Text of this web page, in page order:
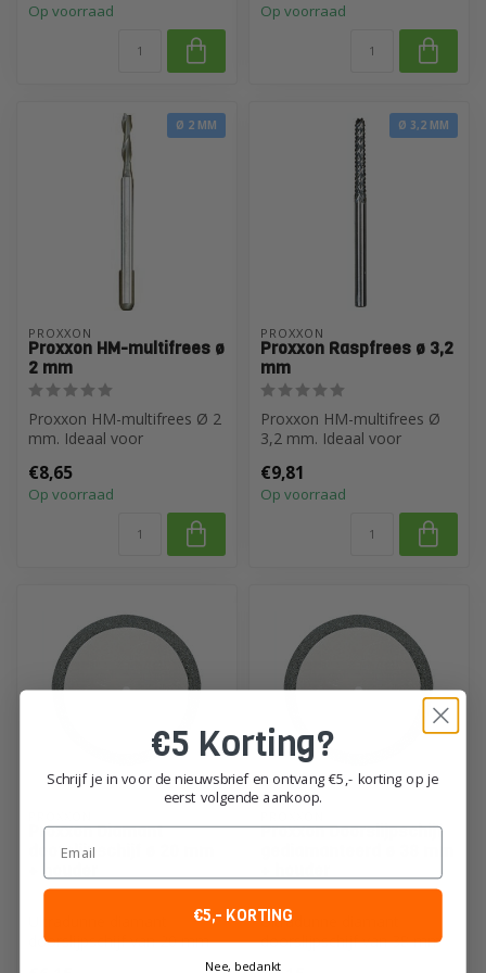
Op voorraad Op voorraad
Ø 2 MM
PROXXON
Proxxon HM-multifrees ø
2 mm
Proxxon HM-multifrees Ø 2
mm. Ideaal voor
keramiek, porse...
€8,65
Op voorraad
Ø 3,2 MM
PROXXON
Proxxon Raspfrees ø 3,2
mm
Proxxon HM-multifrees Ø
3,2 mm. Ideaal voor
keramiek, por...
€9,81
Op voorraad
Proxxon Diamant
doorslijpschijf ø 20 mm
+ houder
doorslijpschijf van 20 mm
Proxxon Doorslijpschijf
Ultradunne diamant
doorslijpschijf van 38 mm
met houder. Slechts 0,6
€5 Korting?
Schrijf je in voor de nieuwsbrief en ontvang €5,- korting op je
eerst volgende aankoop.
Email
€5,- KORTING
Nee, bedankt